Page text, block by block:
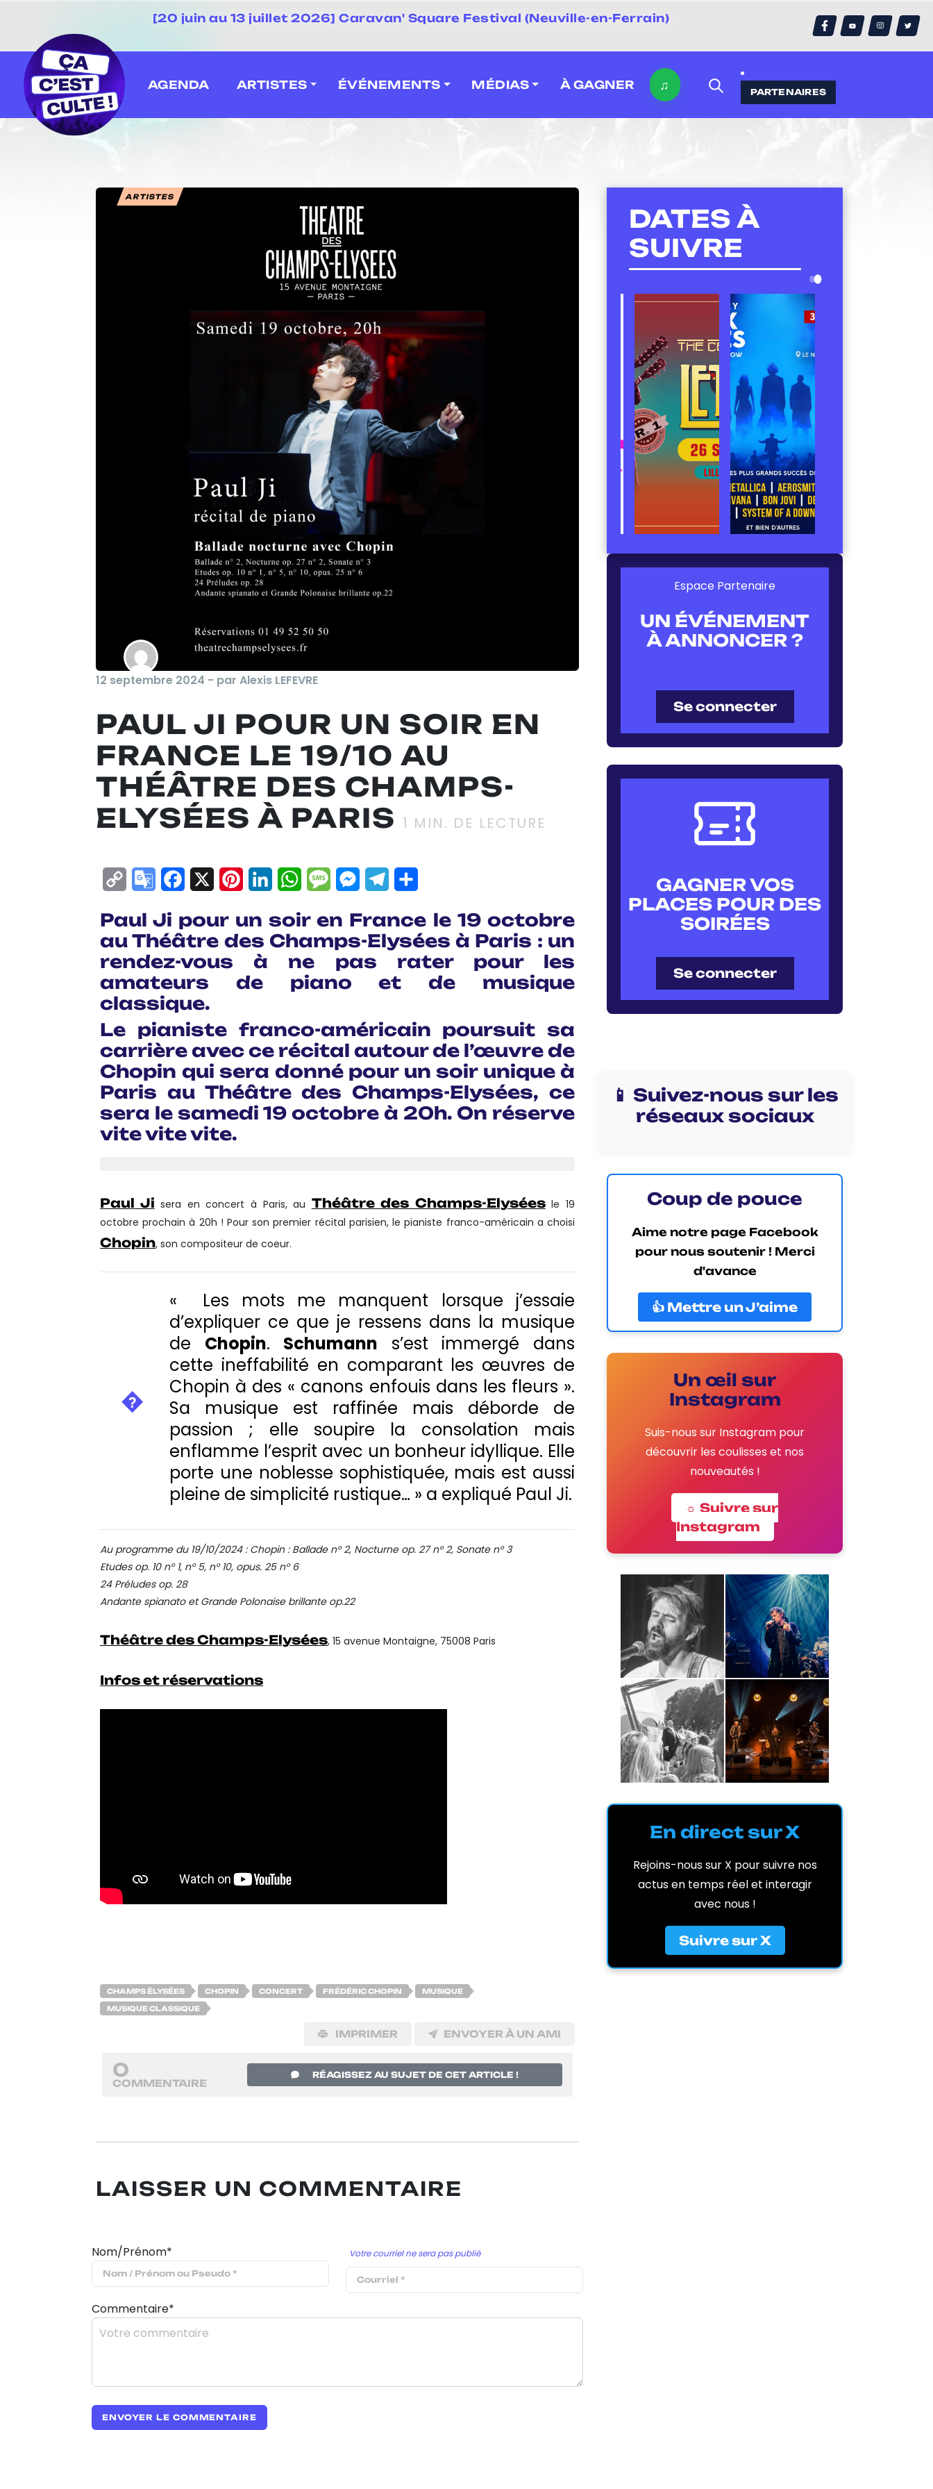
[20 juin au 13 juillet 2026] Caravan' Square Festival (Neuville-en-Ferrain)
AGENDA ARTISTES ÉVÉNEMENTS MÉDIAS À GAGNER ♫ PARTENAIRES
ARTISTES
12 septembre 2024 - par Alexis LEFEVRE
PAUL JI POUR UN SOIR EN
FRANCE LE 19/10 AU
THÉÂTRE DES CHAMPS-
ELYSÉES À PARIS 1 MIN. DE LECTURE
Copy GoogleFacebook
X Pinterest
LinkedInWhatsApp
MessageMessenger
Telegram
Paul Ji pour un soir en France le 19 octobre
au Théâtre des Champs-Elysées à Paris : un
rendez-vous à ne pas rater pour les
amateurs de piano et de musique
classique.
Le pianiste franco-américain poursuit sa
carrière avec ce récital autour de l’œuvre de
Chopin qui sera donné pour un soir unique à
Paris au Théâtre des Champs-Elysées, ce
sera le samedi 19 octobre à 20h. On réserve
vite vite vite.
Paul Ji sera en concert à Paris, au Théâtre des Champs-Elyséesle 19
octobre prochain à 20h ! Pour son premier récital parisien, le pianiste franco-américain a choisi
Chopin, son compositeur de coeur.
«
Les mots me manquent lorsque j’essaie
d’expliquer ce que je ressens dans la musique
de Chopin. Schumann s’est immergé dans
cette ineffabilité en comparant les œuvres de
Chopin à des « canons enfouis dans les fleurs ».
Sa musique est raffinée mais déborde de
passion ; elle soupire la consolation mais
enflamme l’esprit avec un bonheur idyllique. Elle
porte une noblesse sophistiquée, mais est aussi
pleine de simplicité rustique… » a expliqué Paul Ji.
Au programme du 19/10/2024 : Chopin : Ballade n° 2, Nocturne op. 27 n° 2, Sonate n° 3
Etudes op. 10 n° 1, n° 5, n° 10, opus. 25 n° 6
24 Préludes op. 28
Andante spianato et Grande Polonaise brillante op.22
Théâtre des Champs-Elysées, 15 avenue Montaigne, 75008 Paris
Infos et réservations
CHAMPS ÉLYSÉES CHOPIN CONCERT FRÉDÉRIC CHOPIN MUSIQUE
MUSIQUE CLASSIQUE
IMPRIMER ENVOYER À UN AMI
0
COMMENTAIRE
RÉAGISSEZ AU SUJET DE CET ARTICLE !
LAISSER UN COMMENTAIRE
Nom/Prénom* Votre courriel ne sera pas publié
Commentaire*
DATES À
SUIVRE
Espace Partenaire
UN ÉVÉNEMENT
À ANNONCER ?
Se connecter
GAGNER VOS
PLACES POUR DES
SOIRÉES
Se connecter
📱 Suivez-nous sur les
réseaux sociaux
Coup de pouce
Aime notre page Facebook
pour nous soutenir ! Merci
d'avance
👍 Mettre un J’aime
Un œil sur
Instagram
Suis-nous sur Instagram pour
découvrir les coulisses et nos
nouveautés !
☼ Suivre sur
Instagram
En direct sur X
Rejoins-nous sur X pour suivre nos
actus en temps réel et interagir
avec nous !
Suivre sur X